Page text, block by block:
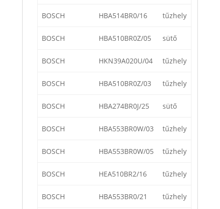
BOSCH HBA514BR0/16 tűzhely
BOSCH HBA510BR0Z/05 sütő
BOSCH HKN39A020U/04 tűzhely
BOSCH HBA510BR0Z/03 tűzhely
BOSCH HBA274BR0J/25 sütő
BOSCH HBA553BR0W/03 tűzhely
BOSCH HBA553BR0W/05 tűzhely
BOSCH HEA510BR2/16 tűzhely
BOSCH HBA553BR0/21 tűzhely